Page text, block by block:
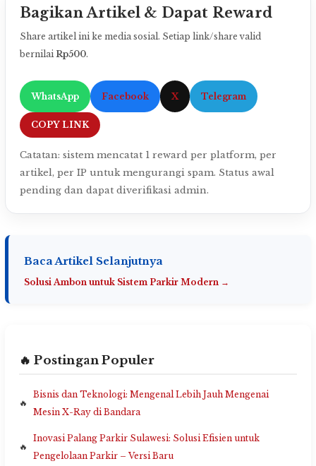
Bagikan Artikel & Dapat Reward
Share artikel ini ke media sosial. Setiap link/share valid
bernilai Rp500.
WhatsApp Facebook X Telegram
COPY LINK
Catatan: sistem mencatat 1 reward per platform, per
artikel, per IP untuk mengurangi spam. Status awal
pending dan dapat diverifikasi admin.
Baca Artikel Selanjutnya
Solusi Ambon untuk Sistem Parkir Modern →
🔥 Postingan Populer
Bisnis dan Teknologi: Mengenal Lebih Jauh Mengenai
Mesin X-Ray di Bandara
Inovasi Palang Parkir Sulawesi: Solusi Efisien untuk
Pengelolaan Parkir – Versi Baru